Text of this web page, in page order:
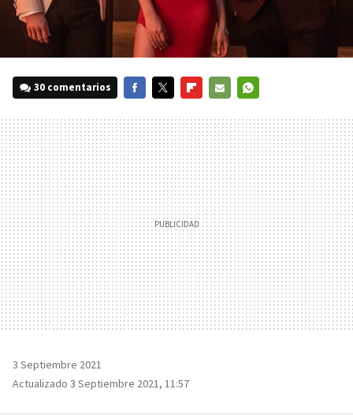
30 comentarios
MAIL
3 Septiembre 2021
Actualizado 3 Septiembre 2021, 11:57